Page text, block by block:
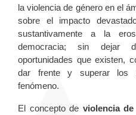
la violencia de género en el
sobre el impacto
sustantivamente a la
democracia; sin dejar
oportunidades que existen,
dar frente y superar los
fenómeno.
El concepto de violencia